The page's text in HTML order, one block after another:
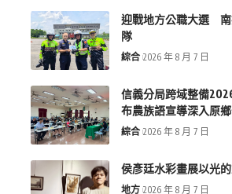
迎戰地方公職大選 南
隊
綜合 2026 年 8 月 7 日
信義分局跨域整備
布農族語宣導深入原
綜合 2026 年 8 月 7 日
侯彥廷水彩畫展以光
地方 2026 年 8 月 7 日